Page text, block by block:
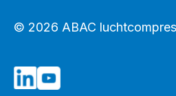
© 2026 ABAC